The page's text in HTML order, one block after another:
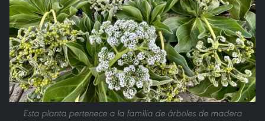
Esta planta pertenece a la familia de árboles de madera